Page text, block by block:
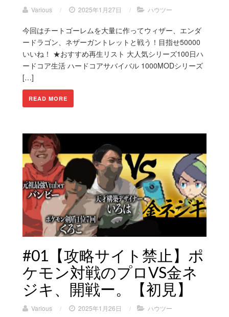
Various / 2025年1月27日 / ハウツー
今回はチートゴーレムを大量に作ってウィザー、エンダ
ードラゴン、ネザーガントレットと戦う！目指せ50000
いいね！ ★おすすめ再生リスト 大人気シリーズ100日ハ
ードコア生活 ハードコアサバイバル 1000MODシリーズ
[…]
READ MORE
#01【攻略サイト禁止】ポ
ケモン対戦のプロVS金ネ
ジキ、開戦ー。【初見】
Various / 2025年1月26日 / ハウツー